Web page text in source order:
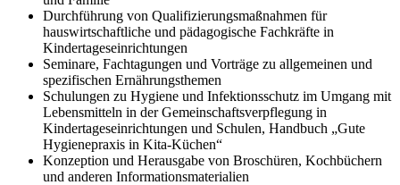
Durchführung von Qualifizierungsmaßnahmen für
hauswirtschaftliche und pädagogische Fachkräfte in
Kindertageseinrichtungen
Seminare, Fachtagungen und Vorträge zu allgemeinen und
spezifischen Ernährungsthemen
Schulungen zu Hygiene und Infektionsschutz im Umgang mit
Lebensmitteln in der Gemeinschaftsverpflegung in
Kindertageseinrichtungen und Schulen, Handbuch „Gute
Hygienepraxis in Kita-Küchen“
Konzeption und Herausgabe von Broschüren, Kochbüchern
und anderen Informationsmaterialien